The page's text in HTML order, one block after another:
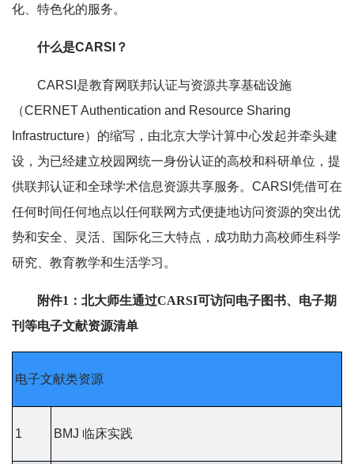
化、特色化的服务。
什么是CARSI？
CARSI是教育网联邦认证与资源共享基础设施
（CERNET Authentication and Resource Sharing
Infrastructure）的缩写，由北京大学计算中心发起并牵头建
设，为已经建立校园网统一身份认证的高校和科研单位，提
供联邦认证和全球学术信息资源共享服务。 CARSI 凭借可在
任何时间任何地点以任何联网方式便捷地访问资源的突出优
势和安全、灵活、国际化三大特点，成功助力高校师生科学
研究、教育教学和生活学习。
附件1：北大师生通过CARSI可访问电子图书、电子期
刊等电子文献资源清单
电子文献类资源
1 BMJ 临床实践